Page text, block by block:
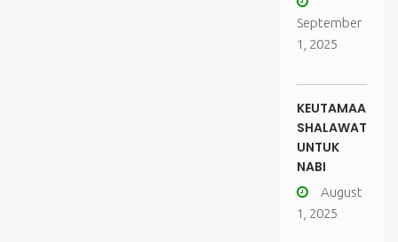
September
1, 2025
KEUTAMAAN
SHALAWAT
UNTUK
NABI
August
1, 2025